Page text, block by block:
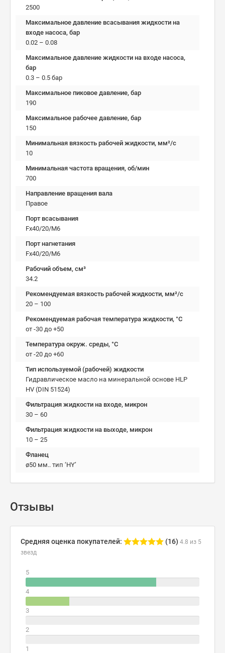
2500
Максимальное давление всасывания жидкости на
входе насоса, бар
0.02 – 0.08
Максимальное давление жидкости на входе насоса,
бар
0.3 – 0.5 бар
Максимальное пиковое давление, бар
190
Максимальное рабочее давление, бар
150
Минимальная вязкость рабочей жидкости, мм²/c
10
Минимальная частота вращения, об/мин
700
Направление вращения вала
Правое
Порт всасывания
Fx40/20/M6
Порт нагнетания
Fx40/20/M6
Рабочий объем, см³
34.2
Рекомендуемая вязкость рабочей жидкости, мм²/с
20 – 100
Рекомендуемая рабочая температура жидкости, °C
от -30 до +50
Температура окруж. среды, °C
от -20 до +60
Тип используемой (рабочей) жидкости
Гидравлическое масло на минеральной основе HLP
HV (DIN 51524)
Фильтрация жидкости на входе, микрон
30 – 60
Фильтрация жидкости на выходе, микрон
10 – 25
Фланец
ø50 мм.. тип ‘HY’
Отзывы
Средняя оценка покупателей: (16) 4.8 из 5
звезд
5
4
3
2
1